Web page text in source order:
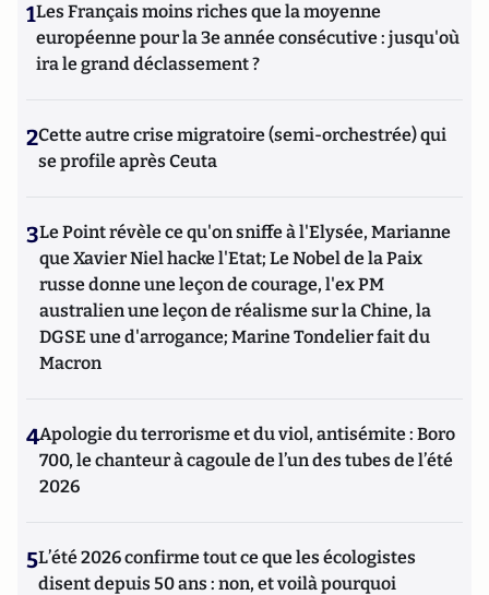
1Les Français moins riches que la moyenne
européenne pour la 3e année consécutive : jusqu'où
ira le grand déclassement ?
2Cette autre crise migratoire (semi-orchestrée) qui
se profile après Ceuta
3Le Point révèle ce qu'on sniffe à l'Elysée, Marianne
que Xavier Niel hacke l'Etat; Le Nobel de la Paix
russe donne une leçon de courage, l'ex PM
australien une leçon de réalisme sur la Chine, la
DGSE une d'arrogance; Marine Tondelier fait du
Macron
4Apologie du terrorisme et du viol, antisémite : Boro
700, le chanteur à cagoule de l’un des tubes de l’été
2026
5L’été 2026 confirme tout ce que les écologistes
disent depuis 50 ans : non, et voilà pourquoi